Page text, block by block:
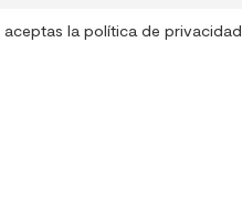
aceptas la política de privacidad